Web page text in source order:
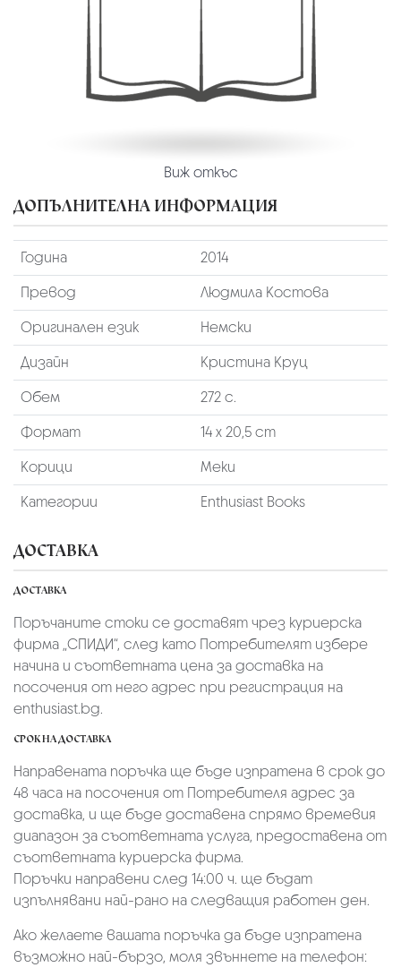
Виж откъс
ДОПЪЛНИТЕЛНА ИНФОРМАЦИЯ
Година
2014
Превод
Людмила Костова
Оригинален език
Немски
Дизайн
Кристина Круц
Обем
272 с.
Формат
14 х 20,5 cm
Корици
Меки
Категории
Enthusiast Books
ДОСТАВКА
ДОСТАВКА
Поръчаните стоки се доставят чрез куриерскa
фирмa „СПИДИ“, след като Потребителят избере
начина и съответната цена за доставка на
посочения от него адрес при регистрация на
enthusiast.bg.
СРОК НА ДОСТАВКА
Направената поръчка ще бъде изпратена в срок до
48 часа на посочения от Потребителя адрес за
доставка, и ще бъде доставена спрямо времевия
диапазон за съответната услуга, предоставена от
съответната куриерска фирма.
Поръчки направени след 14:00 ч. ще бъдат
изпълнявани най-рано на следващия работен ден.
Ако желаете вашата поръчка да бъде изпратена
възможно най-бързо, моля звъннете на телефон: